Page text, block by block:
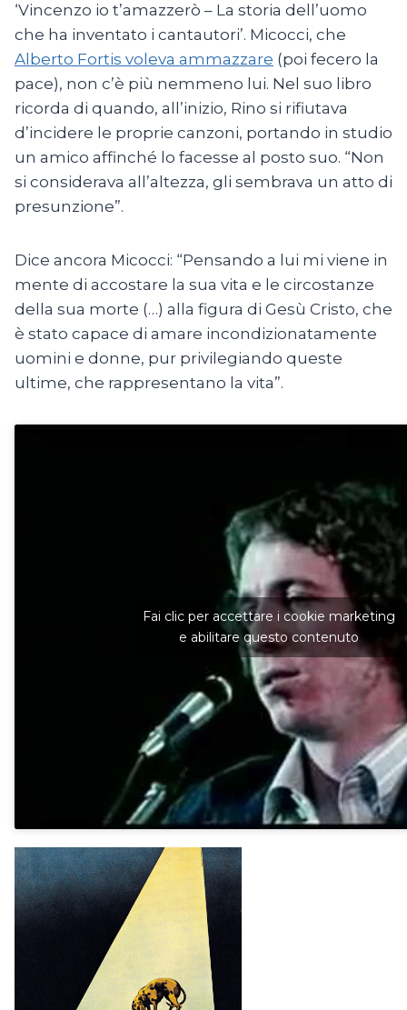
‘Vincenzo io t’amazzerò – La storia dell’uomo
che ha inventato i cantautori’. Micocci, che
Alberto Fortis voleva ammazzare (poi fecero la
pace), non c’è più nemmeno lui. Nel suo libro
ricorda di quando, all’inizio, Rino si rifiutava
d’incidere le proprie canzoni, portando in studio
un amico affinché lo facesse al posto suo. “Non
si considerava all’altezza, gli sembrava un atto di
presunzione”.
Dice ancora Micocci: “Pensando a lui mi viene in
mente di accostare la sua vita e le circostanze
della sua morte (…) alla figura di Gesù Cristo, che
è stato capace di amare incondizionatamente
uomini e donne, pur privilegiando queste
ultime, che rappresentano la vita”.
Fai clic per accettare i cookie marketing
e abilitare questo contenuto